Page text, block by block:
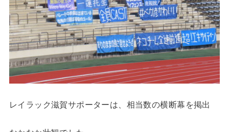
レイラック滋賀サポーターは、相当数の横断幕を掲出